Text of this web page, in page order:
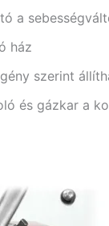
a
ház
szerint
és gázkar a